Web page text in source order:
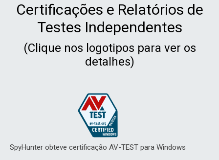
Certificações e Relatórios de
Testes Independentes
(Clique nos logotipos para ver os
detalhes)
SpyHunter obteve certificação AV-TEST para Windows